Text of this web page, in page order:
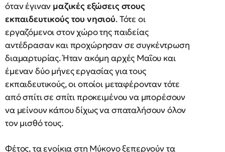
όταν έγιναν μαζικές εξώσεις στους
εκπαιδευτικούς του νησιού. Τότε οι
εργαζόμενοι στον χώρο της παιδείας
αντέδρασαν και προχώρησαν σε συγκέντρωση
διαμαρτυρίας. Ήταν ακόμη αρχές Μαΐου και
έμεναν δύο μήνες εργασίας για τους
εκπαιδευτικούς, οι οποίοι μεταφέρονταν τότε
από σπίτι σε σπίτι προκειμένου να μπορέσουν
να μείνουν κάπου δίχως να σπαταλήσουν όλον
τον μισθό τους.
Φέτος, τα ενοίκια στη Μύκονο ξεπερνούν τα